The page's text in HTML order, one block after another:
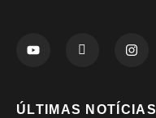
ÚLTIMAS NOTÍCIAS